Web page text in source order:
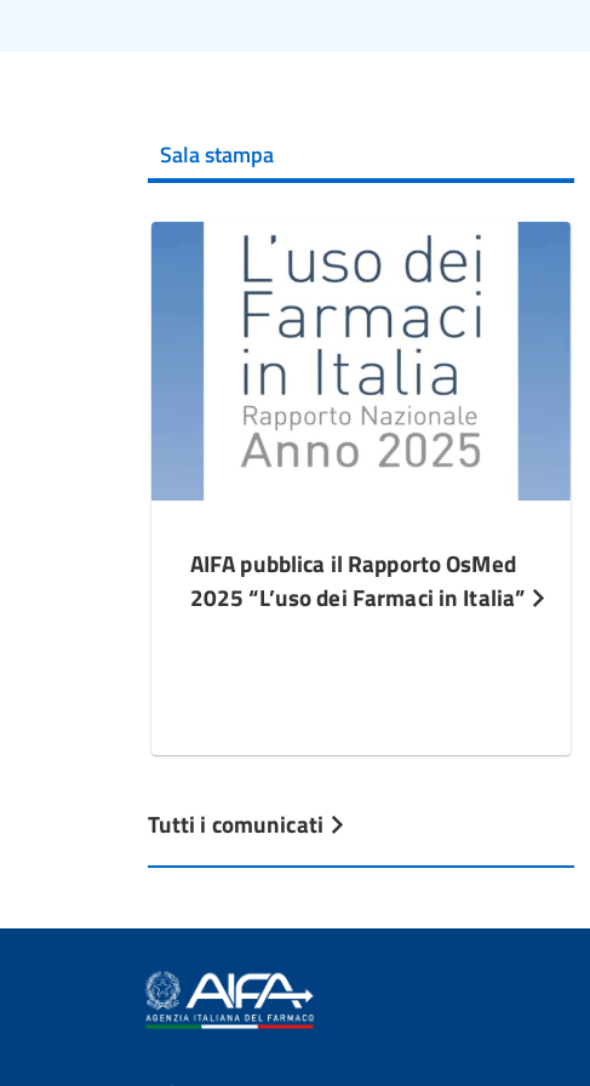
Sala stampa
AIFA pubblica il Rapporto OsMed
2025 “L’uso dei Farmaci in Italia”
Tutti i comunicati